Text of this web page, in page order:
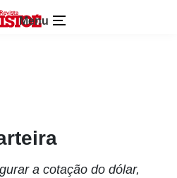
Menu
a cotação do dólar,